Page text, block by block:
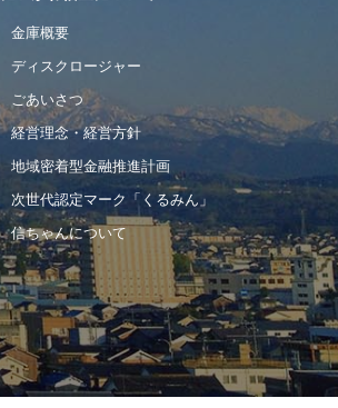
金庫概要
ディスクロージャー
ごあいさつ
経営理念・経営方針
地域密着型金融推進計画
次世代認定マーク「くるみん」
信ちゃんについて